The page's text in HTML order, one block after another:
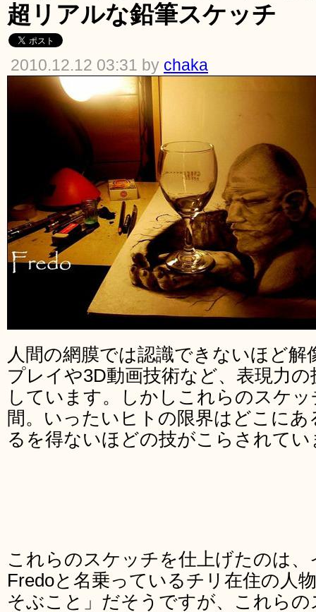
超リアルな鉛筆スケッチ
2010.12.12 03:31 by chaka
人間の網膜では認識できないほど解
プレイや3D動画技術など、表現力
しています。しかしこれらのスケ
間。いったいヒトの限界はどこに
るを得ないほどの技がこらされてい
これらのスケッチを仕上げたのは
Fredoと名乗っているチリ在住の人
そぶこと」だそうですが、これら